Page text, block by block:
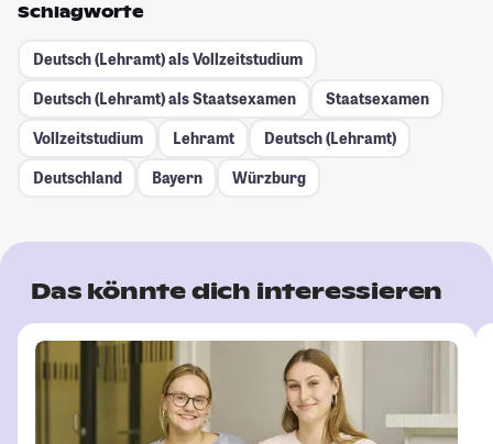
Schlagworte
Deutsch (Lehramt) als Vollzeitstudium
Deutsch (Lehramt) als Staatsexamen
Staatsexamen
Vollzeitstudium
Lehramt
Deutsch (Lehramt)
Deutschland
Bayern Würzburg
Das könnte dich interessieren